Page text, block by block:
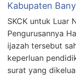
Kabupaten
SKCK untuk Luar
Pengurusannya
ijazah tersebut
keperluan
surat yang